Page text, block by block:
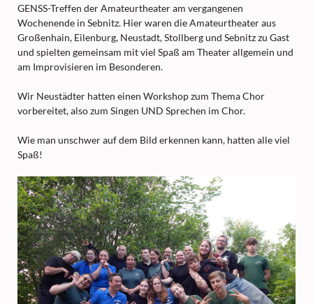
GENSS-Treffen der Amateurtheater am vergangenen
Wochenende in Sebnitz. Hier waren die Amateurtheater aus
Großenhain, Eilenburg, Neustadt, Stollberg und Sebnitz zu Gast
und spielten gemeinsam mit viel Spaß am Theater allgemein und
am Improvisieren im Besonderen.
Wir Neustädter hatten einen Workshop zum Thema Chor
vorbereitet, also zum Singen UND Sprechen im Chor.
Wie man unschwer auf dem Bild erkennen kann, hatten alle viel
Spaß!